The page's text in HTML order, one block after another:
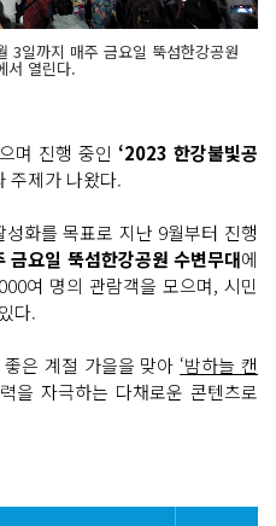
3일까지 매주 금요일 뚝섬한강공원
서 열린다.
며 진행 중인 ‘2023 한강불빛공
주제가 나왔다.
화를 목표로 지난 9월부터 진행
금요일 뚝섬한강공원 수변무대에
여 명의 관람객을 모으며, 시민
다.
은 계절 가을을 맞아 ‘밤하늘 캔
을 자극하는 다채로운 콘텐츠로